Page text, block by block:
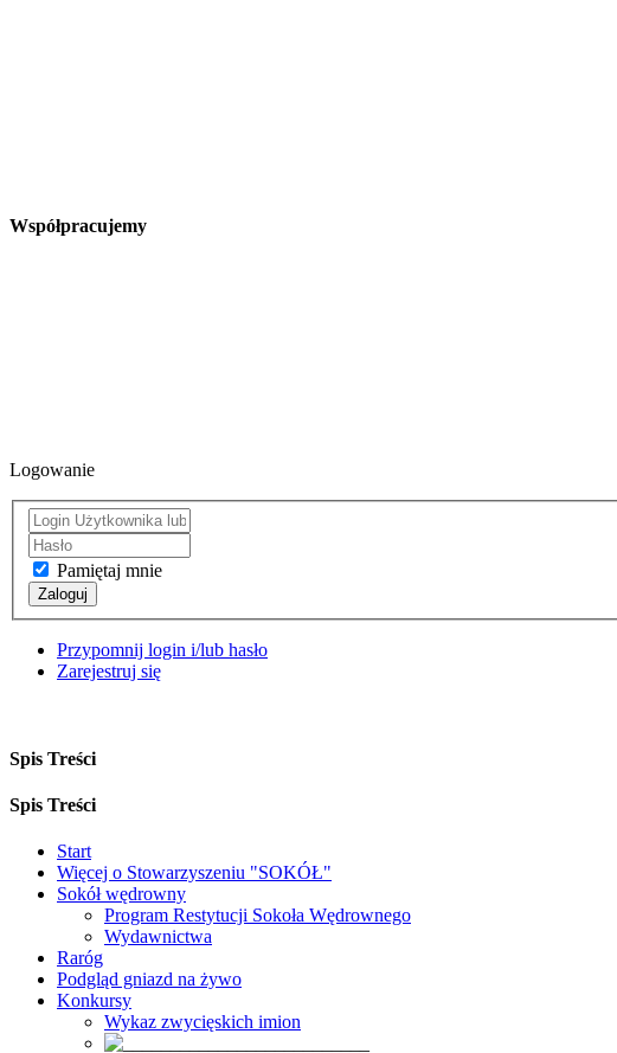
Współpracujemy
Logowanie
Pamiętaj mnie
Zaloguj
Przypomnij login i/lub hasło
Zarejestruj się
Spis Treści
Spis Treści
Start
Więcej o Stowarzyszeniu "SOKÓŁ"
Sokół wędrowny
Program Restytucji Sokoła Wędrownego
Wydawnictwa
Raróg
Podgląd gniazd na żywo
Konkursy
Wykaz zwycięskich imion